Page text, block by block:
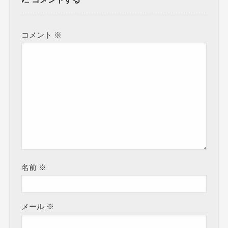
コメント ※
名前 ※
メール ※